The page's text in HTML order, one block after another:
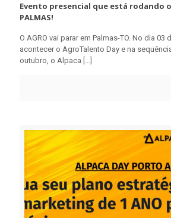
Evento presencial que está rodando
PALMAS!
O AGRO vai parar em Palmas-TO. No dia 03
acontecer o AgroTalento Day e na
outubro, o Alpaca […]